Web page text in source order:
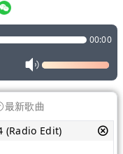
00:00
最新歌曲
(Radio Edit)